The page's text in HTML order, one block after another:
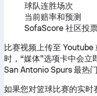
球队连胜场次
当前赔率和预测
SofaScore 社区投
比赛视频上传至
时，“媒体”选项卡中会
San Antonio Spurs 最热
如果您对篮球比赛的实时